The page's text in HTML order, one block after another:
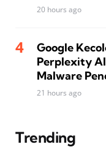
20 hours ago
Google
Perplexity
Malware
21 hours ago
Trending